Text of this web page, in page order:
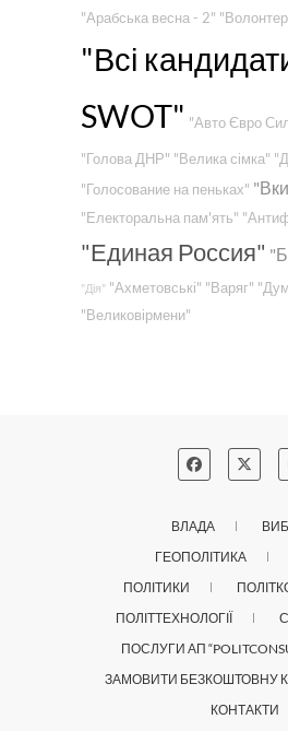
"Арабська весна - 2"
"Всі
SWOT" "Авто Євро
"Голова ДНР" "Велика сімка"
"Голосование на пеньках"
"Електоральна пам'ять"
"Единая Россия"
"Дія" "Ахметовські" "Варяг"
"Великовірмени"
ВЛАДА
ГЕОПОЛІТИКА
ПОЛІТИКИ
ПОЛІТТЕХНОЛОГІЇ
ПОСЛУГИ АП
ЗАМОВИТИ БЕЗКОШТОВНУ
КОНТАКТИ